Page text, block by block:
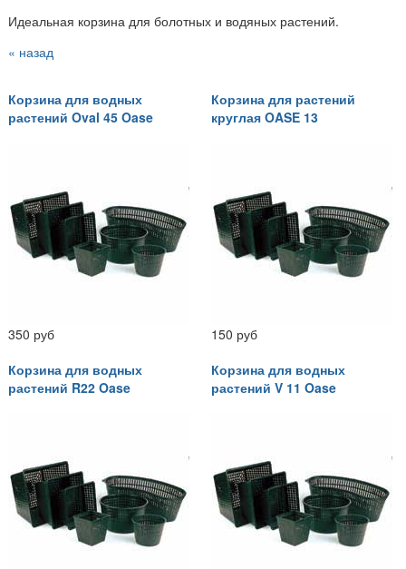
Идеальная корзина для болотных и водяных растений.
« назад
Корзина для водных
растений Oval 45 Oase
350 руб
Корзина для растений
круглая OASE 13
150 руб
Корзина для водных
растений R22 Oase
Корзина для водных
растений V 11 Oase